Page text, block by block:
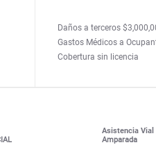
Daños a terceros
Gastos Médicos a
Cobertura sin licencia
Asistencia Vial
Amparada